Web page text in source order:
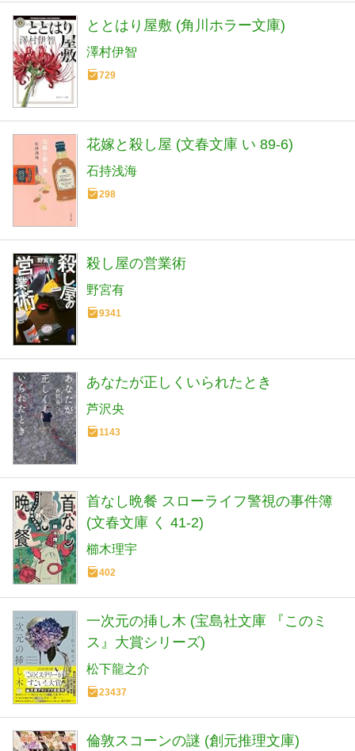
ととはり屋敷 (角川ホラー文庫)
澤村伊智
729
花嫁と殺し屋 (文春文庫 い 89-6)
石持浅海
298
殺し屋の営業術
野宮有
9341
あなたが正しくいられたとき
芦沢央
1143
首なし晩餐 スローライフ警視の事件簿
(文春文庫 く 41-2)
櫛木理宇
402
一次元の挿し木 (宝島社文庫 『このミ
ス』大賞シリーズ)
松下龍之介
23437
倫敦スコーンの謎 (創元推理文庫)